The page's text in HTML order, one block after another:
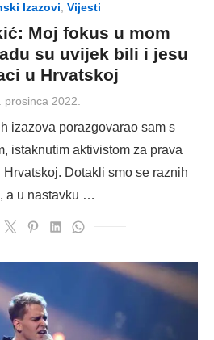
Izazovi Vijesti
Moj fokus u mom
su uvijek bili i jesu
u Hrvatskoj
prosinca 2022.
izazova porazgovarao sam s
istaknutim aktivistom za prava
Dotakli smo se raznih
a u nastavku …